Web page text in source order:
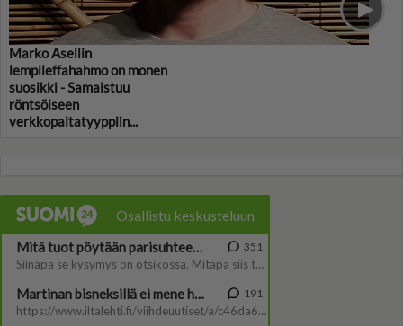
Marko Asellin
lempileffahahmo on monen
suosikki - Samaistuu
röntsöiseen
verkkopaitatyyppiin...